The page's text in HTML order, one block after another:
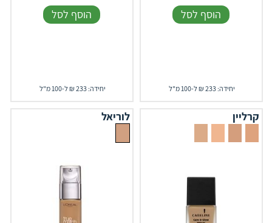
הוסף לסל
יחידה: 233 ₪ ל-100 מ"ל
הוסף לסל
יחידה: 233 ₪ ל-100 מ"ל
קרליין לוריאל